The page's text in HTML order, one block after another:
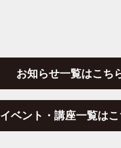
お知らせ一覧はこち
イベント・講座一覧はこ